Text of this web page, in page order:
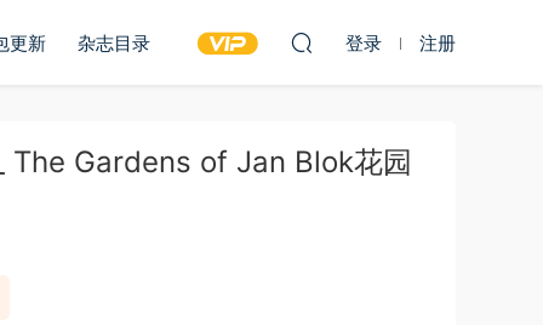
更新 杂志目录 登录 注册
The Gardens of Jan Blok花园